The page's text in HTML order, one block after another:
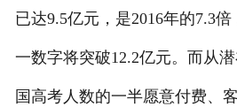
已达9.5亿元，是2016年的7.3
一数字将突破12.2亿元。而从
国高考人数的一半愿意付费、